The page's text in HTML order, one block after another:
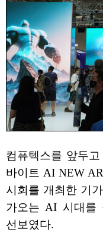
컴퓨텍스를 앞두
바이트 AI NEW
시회를 개최한 기
가오는 AI 시대를
선보였다.